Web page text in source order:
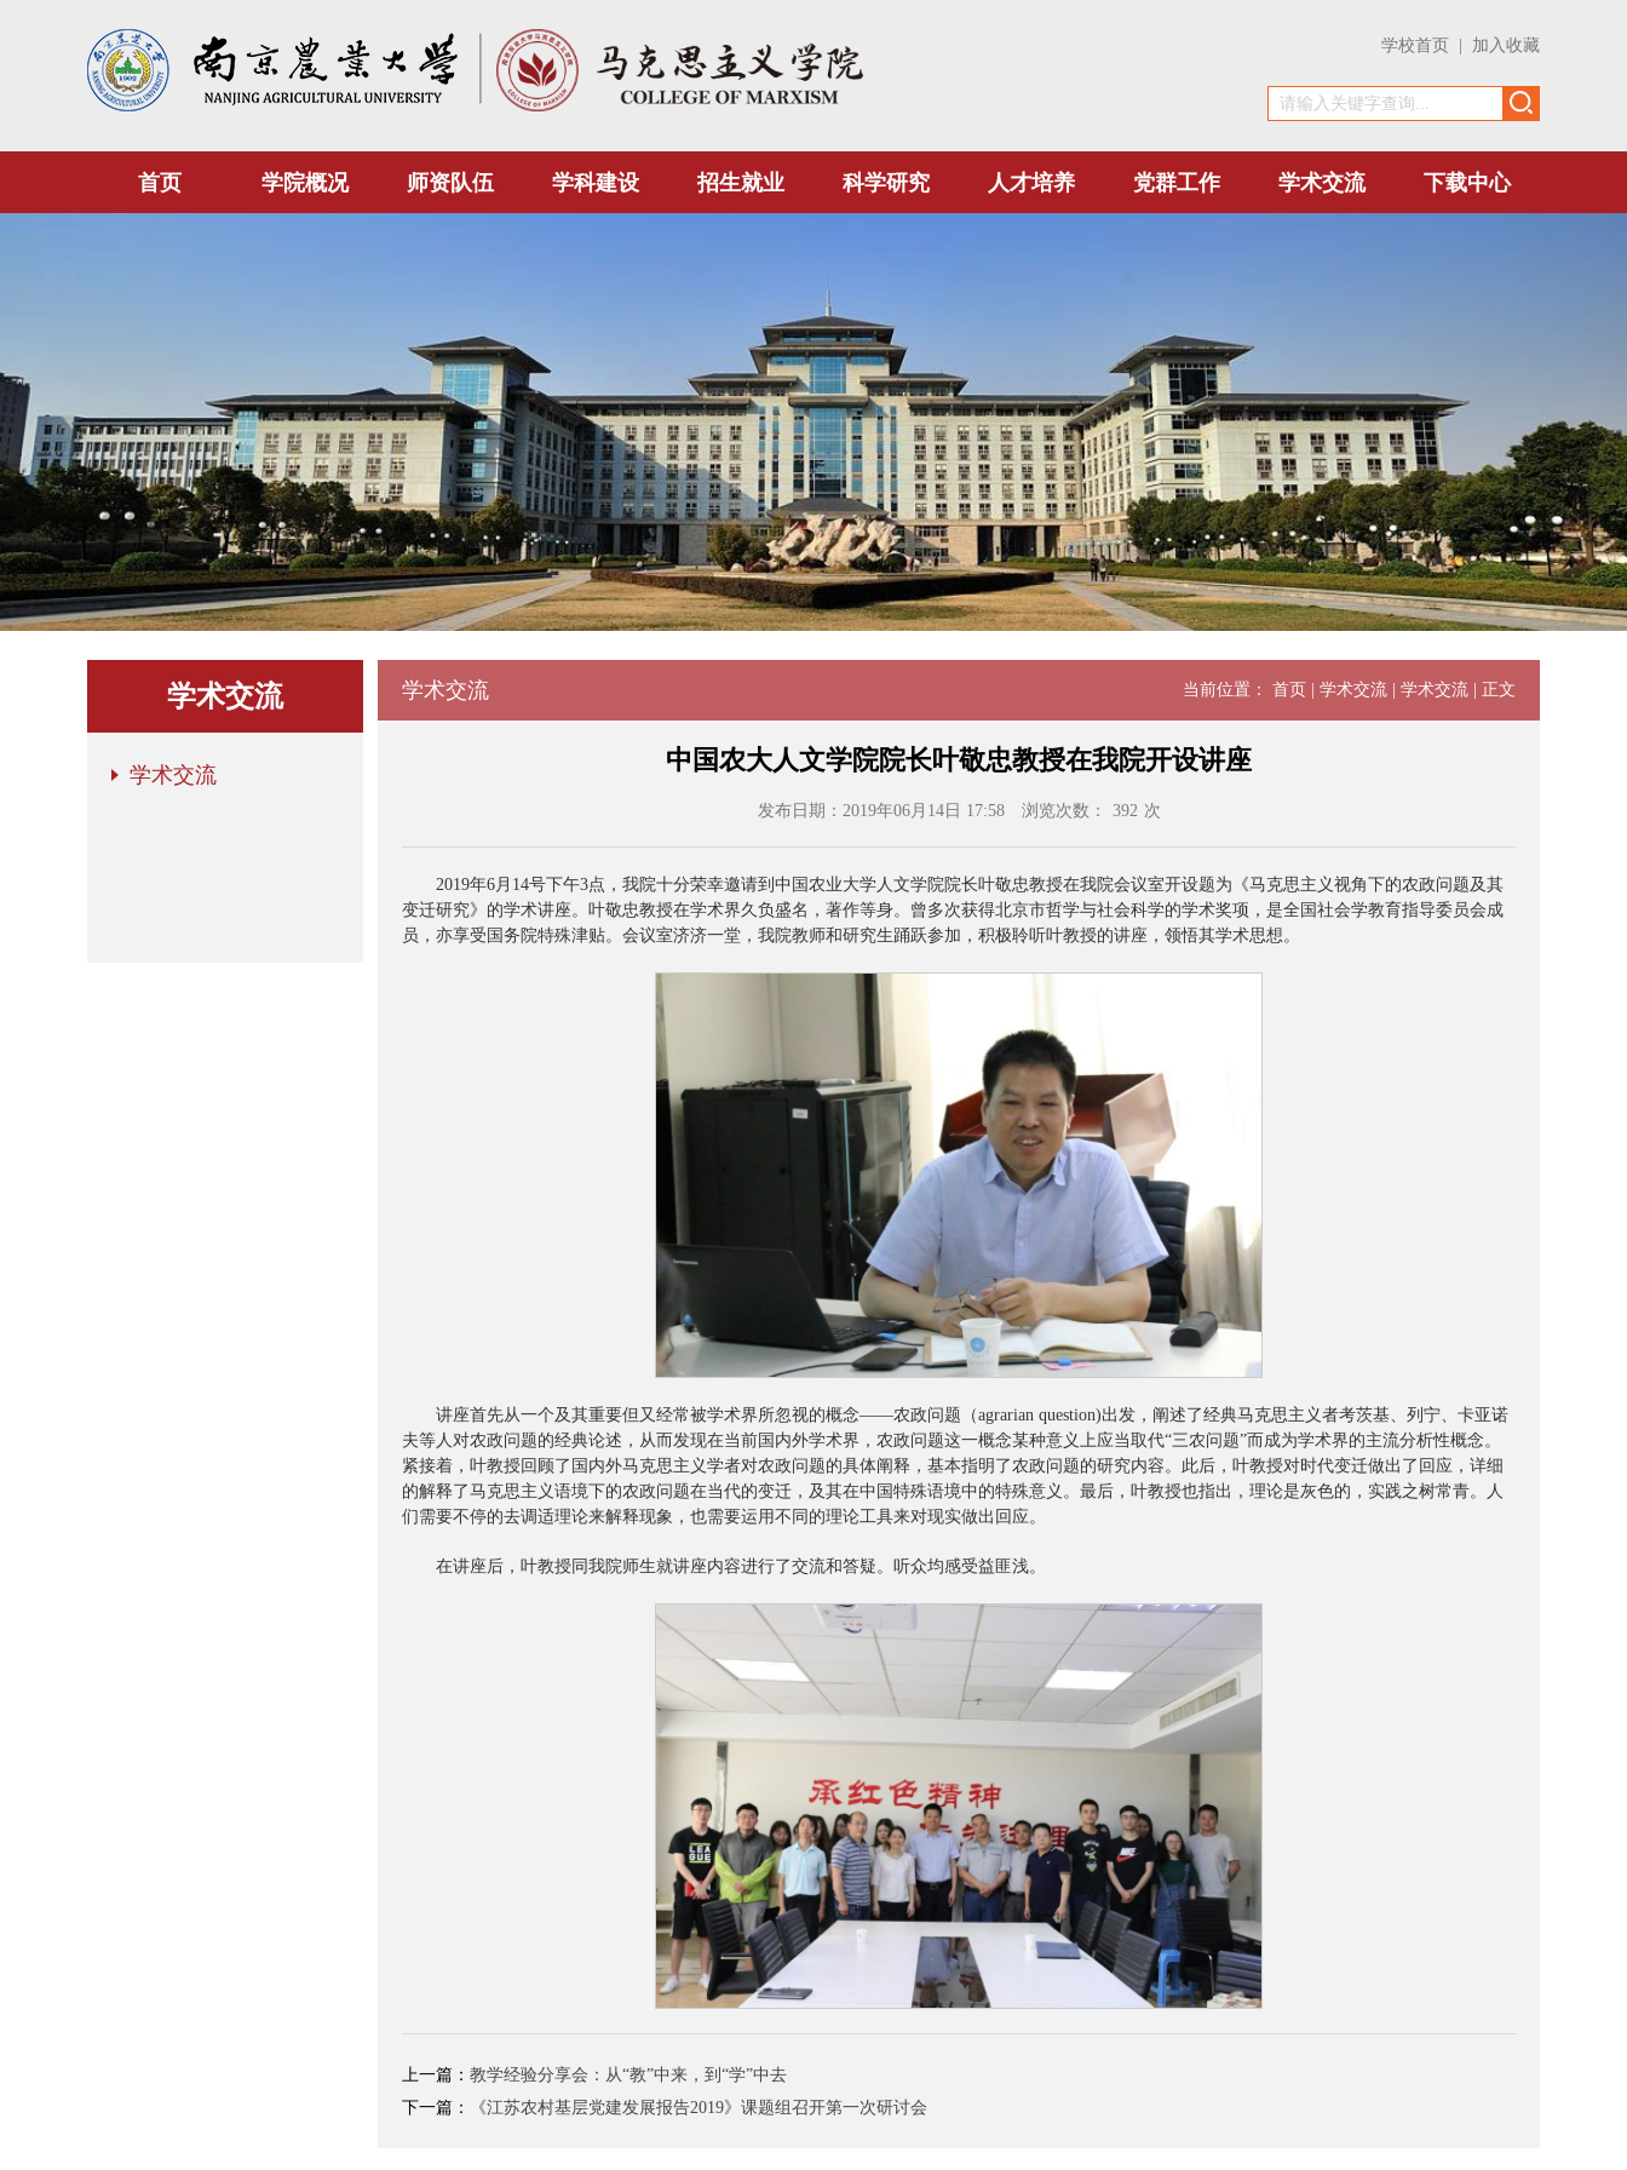
学校首页 加入收藏
首页 学院概况 师资队伍 学科建设 招生就业 科学研究 人才培养 党群工作 学术交流 下载中心
学术交流
学术交流
学术交流 当前位置： 首页 学术交流 学术交流 | 正文
中国农大人文学院院长叶敬忠教授在我院开设讲座
发布日期：2019年06月14日 17:58 浏览次数： 392 次
2019年6月14号下午3点，我院十分荣幸邀请到中国农业大学人文学院院长叶敬忠教授在我院会议室开设题为《马克思主义视角下的农政问题及其
变迁研究》的学术讲座。叶敬忠教授在学术界久负盛名，著作等身。曾多次获得北京市哲学与社会科学的学术奖项，是全国社会学教育指导委员会成
员，亦享受国务院特殊津贴。会议室济济一堂，我院教师和研究生踊跃参加，积极聆听叶教授的讲座，领悟其学术思想。
讲座首先从一个及其重要但又经常被学术界所忽视的概念——农政问题（agrarian question)出发，阐述了经典马克思主义者考茨基、列宁、卡亚诺
夫等人对农政问题的经典论述，从而发现在当前国内外学术界，农政问题这一概念某种意义上应当取代“三农问题”而成为学术界的主流分析性概念。
紧接着，叶教授回顾了国内外马克思主义学者对农政问题的具体阐释，基本指明了农政问题的研究内容。此后，叶教授对时代变迁做出了回应，详细
的解释了马克思主义语境下的农政问题在当代的变迁，及其在中国特殊语境中的特殊意义。最后，叶教授也指出，理论是灰色的，实践之树常青。人
们需要不停的去调适理论来解释现象，也需要运用不同的理论工具来对现实做出回应。
在讲座后，叶教授同我院师生就讲座内容进行了交流和答疑。听众均感受益匪浅。
上一篇： 教学经验分享会：从“教”中来，到“学”中去
下一篇：
《江苏农村基层党建发展报告2019》课题组召开第一次研讨会